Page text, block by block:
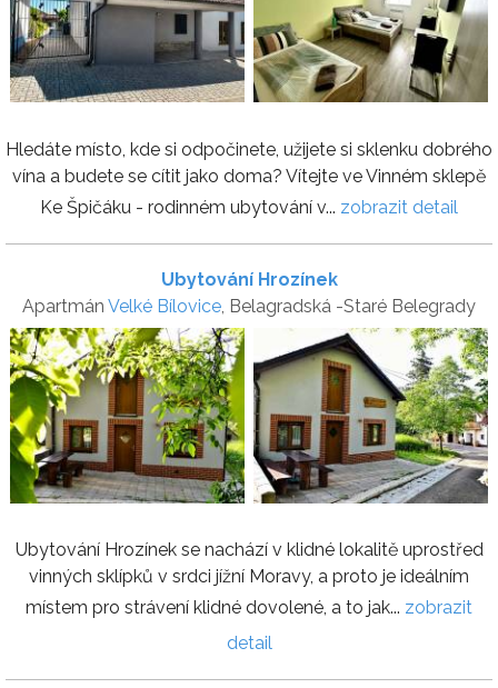
Hledáte místo, kde si odpočinete, užijete si sklenku dobrého
vína a budete se cítit jako doma? Vítejte ve Vinném sklepě
Ke Špičáku - rodinném ubytování v... zobrazit detail
Ubytování Hrozínek
Apartmán Velké Bílovice , Belagradská -Staré Belegrady
Ubytování Hrozínek se nachází v klidné lokalitě uprostřed
vinných sklípků v srdci jížní Moravy, a proto je ideálním
místem pro strávení klidné dovolené, a to jak... zobrazit
detail